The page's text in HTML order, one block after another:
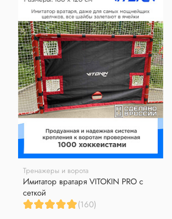
Тренажеры и ворота
Имитатор вратаря VITOKIN PRO с
сеткой
(160)